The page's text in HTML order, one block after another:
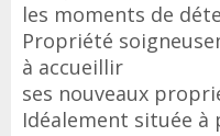
les moments de
Propriété
à accueillir
ses nouveaux
Idéalement située à